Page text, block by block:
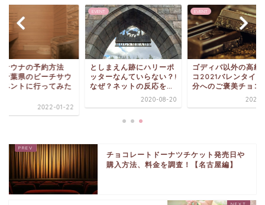
サウナの予約方法
千葉県のビーチサウ
ベントに行ってみた
2022-01-22
EVENT
としまえん跡にハリーポ
ッターなんていらない？!
なぜ？ネットの反応を...
2020-08-20
EVENT
ゴディバ以外の高級
コ2021バレンタイ
分へのご褒美チョコ
2021-
チョコレートドーナツチケット発売日や
購入方法、料金を調査！【名古屋編】